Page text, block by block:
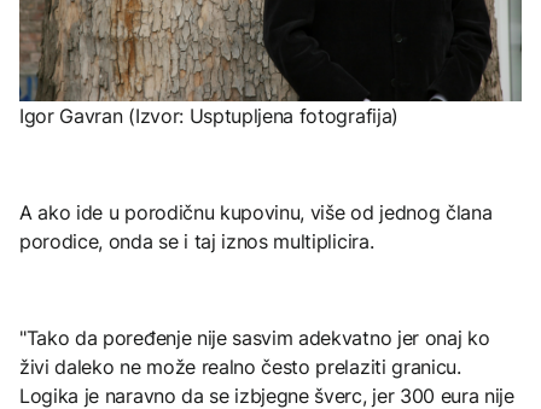
Igor Gavran (Izvor: Usptupljena fotografija)
A ako ide u porodičnu kupovinu, više od jednog člana
porodice, onda se i taj iznos multiplicira.
"Tako da poređenje nije sasvim adekvatno jer onaj ko
živi daleko ne može realno često prelaziti granicu.
Logika je naravno da se izbjegne šverc, jer 300 eura nije